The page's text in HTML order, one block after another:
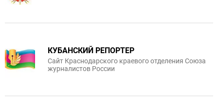
КУБАНСКИЙ РЕПОРТЕР
Сайт Краснодарского краевого отделения Союза
журналистов России